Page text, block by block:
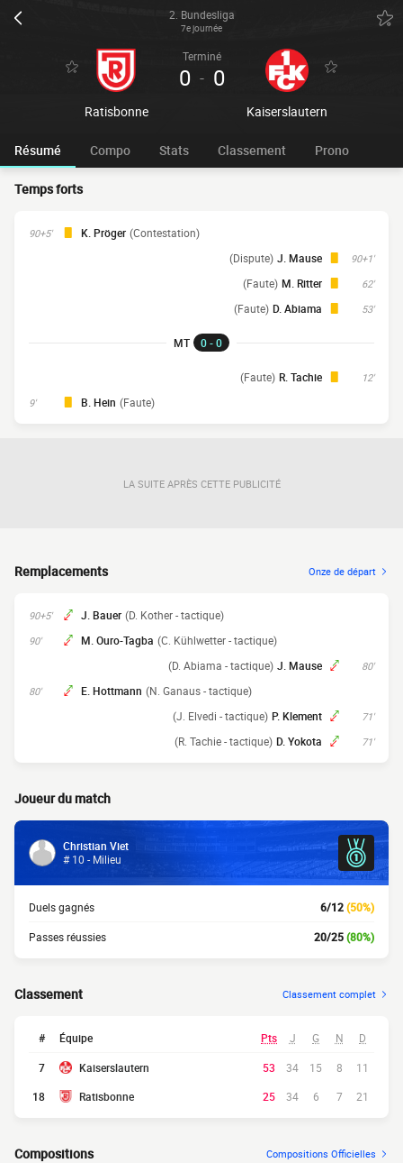
2. Bundesliga
7e journée
Ratisbonne
Terminé
0 - 0
Kaiserslautern
Résumé Compo Stats Classement Prono
Temps forts
90+5' K. Pröger (Contestation)
90+1'
J. Mause
(Dispute)
62'
M. Ritter
(Faute)
53'
D. Abiama
(Faute)
MT 0 - 0
12'
R. Tachie
(Faute)
9' B. Hein (Faute)
LA SUITE APRÈS CETTE PUBLICITÉ
Remplacements Onze de départ
90+5' J. Bauer (D. Kother - tactique)
90' M. Ouro-Tagba (C. Kühlwetter - tactique)
80'
J. Mause
(D. Abiama - tactique)
80' E. Hottmann (N. Ganaus - tactique)
71'
P. Klement
(J. Elvedi - tactique)
71'
D. Yokota
(R. Tachie - tactique)
Joueur du match
Christian Viet
# 10 - Milieu
Duels gagnés 6/12(50%)
Passes réussies 20/25(80%)
Classement Classement complet
# Équipe Pts J G N D
7 Kaiserslautern 53 34 15 8
11
18
Ratisbonne 25 34 6 7 21
Compositions Compositions Officielles